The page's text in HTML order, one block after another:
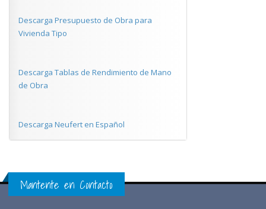
Descarga Presupuesto de Obra para
Vivienda Tipo
Descarga Tablas de Rendimiento de Mano
de Obra
Descarga Neufert en Español
Mantente en Contacto